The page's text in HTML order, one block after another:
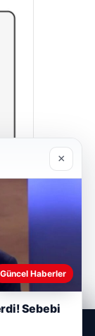
×
Güncel Haberler
Sebebi